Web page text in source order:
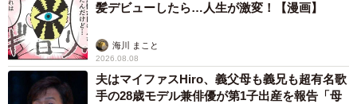
髪デビューしたら…人生が激変！【漫画】
海川 まこと
2026.08.08
夫はマイファスHiro、義父母も義兄も超有名歌
手の28歳モデル兼俳優が第1子出産を報告「母